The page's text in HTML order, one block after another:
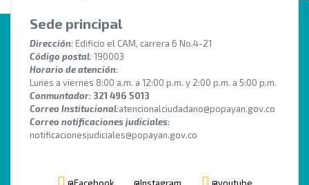
Sede principal
Dirección: Edificio el CAM, carrera 6 No.4-21
Código postal:190003
Horario de atención:
Lunes a viernes 8:00 a.m. a 12:00 p.m. y 2:00 p.m. a 5:00 p.m.
Conmuntador: 321 496 5013
Correo Institucional:atencionalciudadano@popayan.gov.co
Correo notificaciones judiciales:
notificacionesjudiciales@popayan.gov.co